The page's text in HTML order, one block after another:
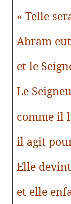
« Telle
Abram
et le
Le
comme il
il agit
Elle
et elle